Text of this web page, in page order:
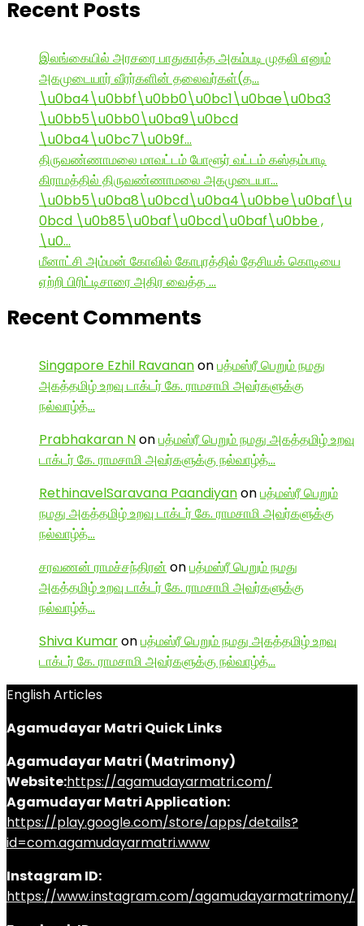
Recent Posts
இலங்கையில் அரசரை பாதுகாத்த அகம்படி முதலி எனும்
அகமுடையார் வீரர்களின் தலைவர்கள்(த…
\u0ba4\u0bbf\u0bb0\u0bc1\u0bae\u0ba3
\u0bb5\u0bb0\u0ba9\u0bcd
\u0ba4\u0bc7\u0b9f…
திருவண்ணாமலை மாவட்டம் போளூர் வட்டம் கஸ்தம்பாடி
கிராமத்தில் திருவண்ணாமலை அகமுடையா…
\u0bb5\u0ba8\u0bcd\u0ba4\u0bbe\u0baf\u
0bcd \u0b85\u0baf\u0bcd\u0baf\u0bbe ,
\u0…
மீனாட்சி அம்மன் கோவில் கோபுரத்தில் தேசியக் கொடியை
ஏற்றி பிரிட்டிசாரை அதிர வைத்த …
Recent Comments
Singapore Ezhil Ravananonபத்மஸ்ரீ பெறும் நமது
அகத்தமிழ் உறவு டாக்டர் கே. ராமசாமி அவர்களுக்கு
நல்வாழ்த்…
Prabhakaran Nonபத்மஸ்ரீ பெறும் நமது அகத்தமிழ் உறவு
டாக்டர் கே. ராமசாமி அவர்களுக்கு நல்வாழ்த்…
RethinavelSaravana Paandiyanonபத்மஸ்ரீ பெறும்
நமது அகத்தமிழ் உறவு டாக்டர் கே. ராமசாமி அவர்களுக்கு
நல்வாழ்த்…
சரவணன் ராமச்சந்திரன் onபத்மஸ்ரீ பெறும் நமது
அகத்தமிழ் உறவு டாக்டர் கே. ராமசாமி அவர்களுக்கு
நல்வாழ்த்…
Shiva Kumaronபத்மஸ்ரீ பெறும் நமது அகத்தமிழ் உறவு
டாக்டர் கே. ராமசாமி அவர்களுக்கு நல்வாழ்த்…
English Articles
Agamudayar Matri Quick Links
Agamudayar Matri (Matrimony)
Website:https://agamudayarmatri.com/
Agamudayar Matri Application:
https://play.google.com/store/apps/details?
id=com.agamudayarmatri.www
Instagram ID:
https://www.instagram.com/agamudayarmatrimony/